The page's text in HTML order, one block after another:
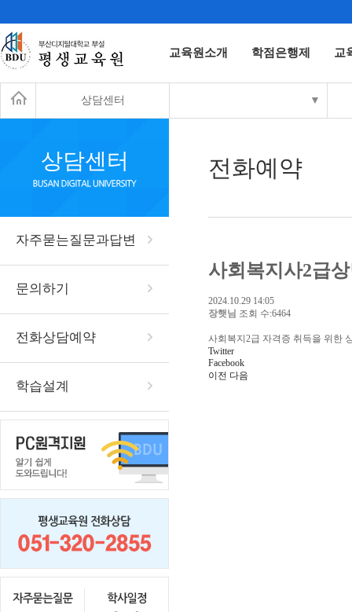
교육원소개 학점은행제 교
상담센터 ▼
상담센터
자주묻는질문과답변
문의하기
전화상담예약
학습설계
전화예약
사회복지사2급
2024.10.29 14:05
장햇님 조회 수:6464
사회복지2급 자격증 취득을 위한
Twitter
Facebook
이전 다음